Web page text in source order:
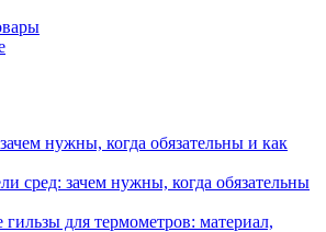
сред: зачем нужны, когда обязательны
для термометров: материал,